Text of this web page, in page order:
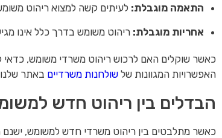
התאמה מוגבלת: לעיתים קשה למצוא ריהוט
אחריות מוגבלת: ריהוט משומש בדרך כלל אינו
כאשר שוקלים האם לרכוש ריהוט משרדי משומש, כדאי
האפשרויות המגוונות של שולחנות משרדיים באתר
הבדלים בין ריהוט חדש
כאשר מתלבטים בין ריהוט משרדי חדש למשומש,